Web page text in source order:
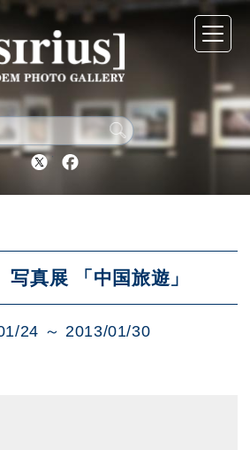
Twitter Facebook
真展 「中国旅遊」
24 ～ 2013/01/30